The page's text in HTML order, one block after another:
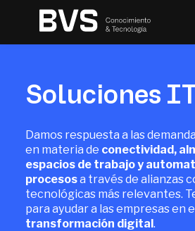
Soluciones
Damos respuesta a las
en materia de conectividad,
espacios de trabajo y
procesosa través de alianzas
tecnológicas más relevantes.
para ayudar a las empresas en
transformación digital.